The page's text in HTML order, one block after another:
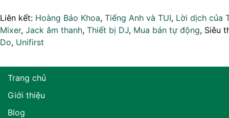
Liên kết: Hoàng Bảo Khoa, Tiếng Anh và TUI, Lời dịch của
Mixer, Jack âm thanh, Thiết bị DJ, Mua bán tự động, Siêu
Do, Unifirst
Trang chủ
Giới thiệu
Blog